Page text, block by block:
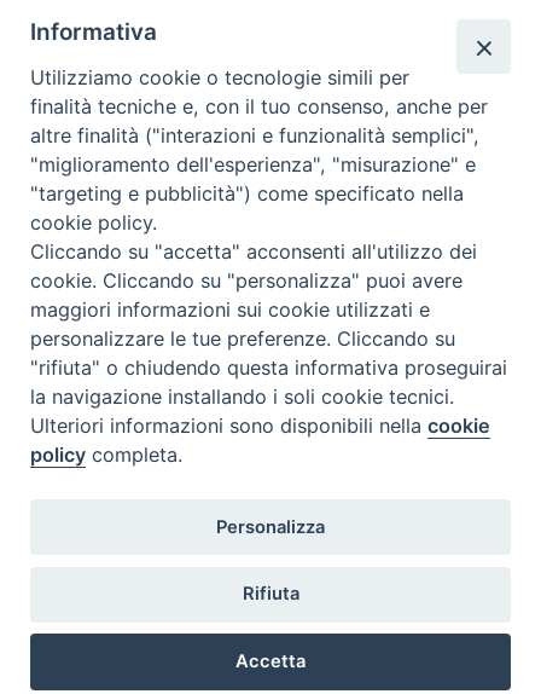
Calendario Appuntamenti
<< Ago 2026 >>
l m m g v s
d
28
3
4 5 6 7 8
9
10
11 12 13 14 15
17
18 19 21
24 25 26 27 28 29 30
31 1
diaconato@seminario.milano.it
Informativa
Utilizziamo cookie o tecnologie simili per
finalità tecniche e, con il tuo consenso, anche per
altre finalità ("interazioni e funzionalità semplici",
"miglioramento dell'esperienza", "misurazione" e
"targeting e pubblicità") come specificato nella
cookie policy.
Cliccando su "accetta" acconsenti all'utilizzo dei
cookie. Cliccando su "personalizza" puoi avere
maggiori informazioni sui cookie utilizzati e
personalizzare le tue preferenze. Cliccando su
"rifiuta" o chiudendo questa informativa proseguirai
la navigazione installando i soli cookie tecnici.
Ulteriori informazioni sono disponibili nellacookie
policy completa.
Personalizza
Rifiuta
Accetta